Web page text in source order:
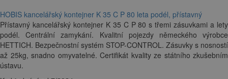
HOBIS kancelářský kontejner K 35 C P 80 leta podél, přístavný
Přístavný kancelářský kontejner K 35 C P 80 s třemi zásuvkami a lety
podél. Centrální zamykání. Kvalitní pojezdy německého výrobce
HETTICH. Bezpečnostní systém STOP-CONTROL. Zásuvky s nosností
až 25kg, snadno omyvatelné. Certifikát kvality ze státního zkušebním
ústavu.